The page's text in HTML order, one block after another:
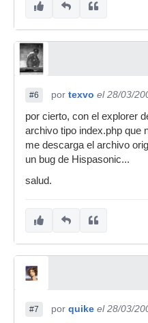
#6 por texvo el 28/03/
por cierto, con el explorer
archivo tipo index.php que
me descarga el archivo
un bug de Hispasonic...
salud.
#7 por quike el 28/03/